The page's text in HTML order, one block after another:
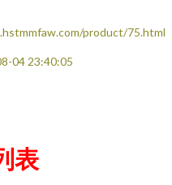
product/75.html
04 23:40:05
表